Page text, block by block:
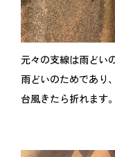
元々の支線は雨どい
雨どいのためであり
台風きたら折れます